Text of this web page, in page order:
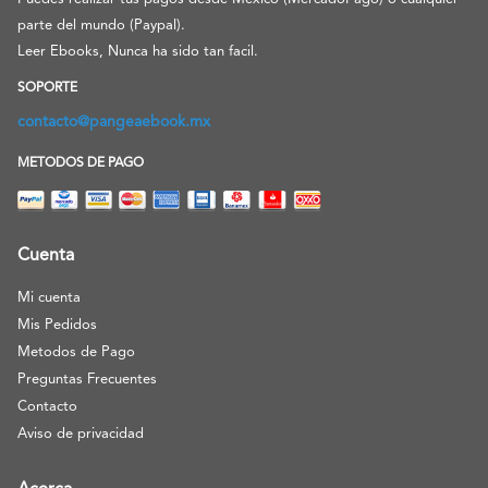
parte del mundo (Paypal).
Leer Ebooks, Nunca ha sido tan facil.
SOPORTE
contacto@pangeaebook.mx
METODOS DE PAGO
Cuenta
Mi cuenta
Mis Pedidos
Metodos de Pago
Preguntas Frecuentes
Contacto
Aviso de privacidad